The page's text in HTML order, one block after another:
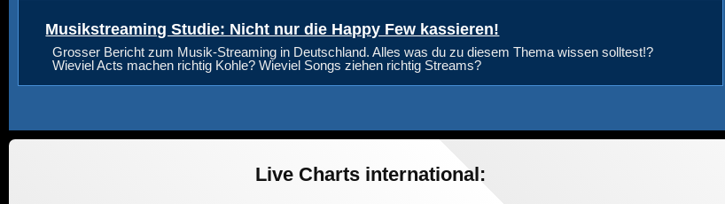
Musikstreaming Studie: Nicht nur die Happy Few kassieren!
Grosser Bericht zum Musik-Streaming in Deutschland. Alles was du zu diesem Thema wissen solltest!?
Wieviel Acts machen richtig Kohle? Wieviel Songs ziehen richtig Streams?
Live Charts international: